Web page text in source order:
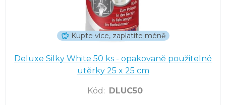
Kupte více, zaplatíte méně
Deluxe Silky White 50 ks - opakovaně použitelné
utěrky 25 x 25 cm
Kód : DLUC50